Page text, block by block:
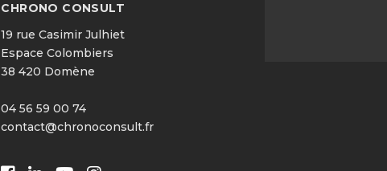
CHRONO CONSULT
19 rue Casimir Julhiet
Espace Colombiers
38 420 Domène
04 56 59 00 74
contact@chronoconsult.fr